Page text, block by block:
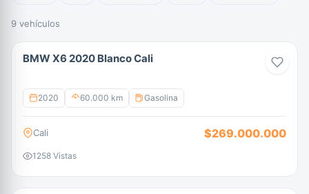
9 vehículos
BMW X6 2020 Blanco Cali
2020 60.000 km Gasolina
Cali $269.000.000
1258 Vistas